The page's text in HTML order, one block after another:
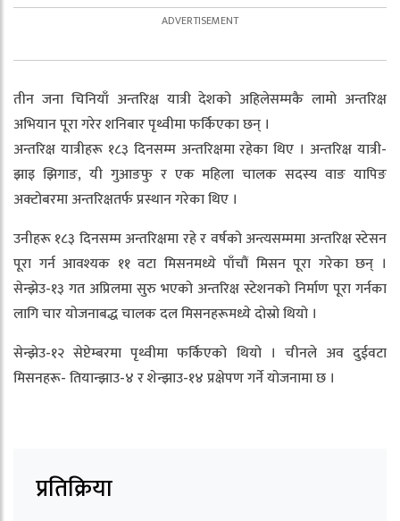
तीन जना चिनियाँ अन्तरिक्ष यात्री देशको अहिलेसम्मकै लामो अन्तरिक्ष
अभियान पूरा गरेर शनिबार पृथ्वीमा फर्किएका छन् ।
अन्तरिक्ष यात्रीहरू १८३ दिनसम्म अन्तरिक्षमा रहेका थिए । अन्तरिक्ष यात्री-
झाइ झिगाङ, यी गुआङफु र एक महिला चालक सदस्य वाङ यापिङ
अक्टोबरमा अन्तरिक्षतर्फ प्रस्थान गरेका थिए ।
उनीहरू १८३ दिनसम्म अन्तरिक्षमा रहे र वर्षको अन्त्यसम्ममा अन्तरिक्ष स्टेसन
पूरा गर्न आवश्यक ११ वटा मिसनमध्ये पाँचौं मिसन पूरा गरेका छन् ।
सेन्झेउ-१३ गत अप्रिलमा सुरु भएको अन्तरिक्ष स्टेशनको निर्माण पूरा गर्नका
लागि चार योजनाबद्ध चालक दल मिसनहरूमध्ये दोस्रो थियो ।
सेन्झेउ-१२ सेप्टेम्बरमा पृथ्वीमा फर्किएको थियो । चीनले अव दुईवटा
मिसनहरू- तियान्झाउ-४ र शेन्झाउ-१४ प्रक्षेपण गर्ने योजनामा छ ।
प्रतिक्रिया